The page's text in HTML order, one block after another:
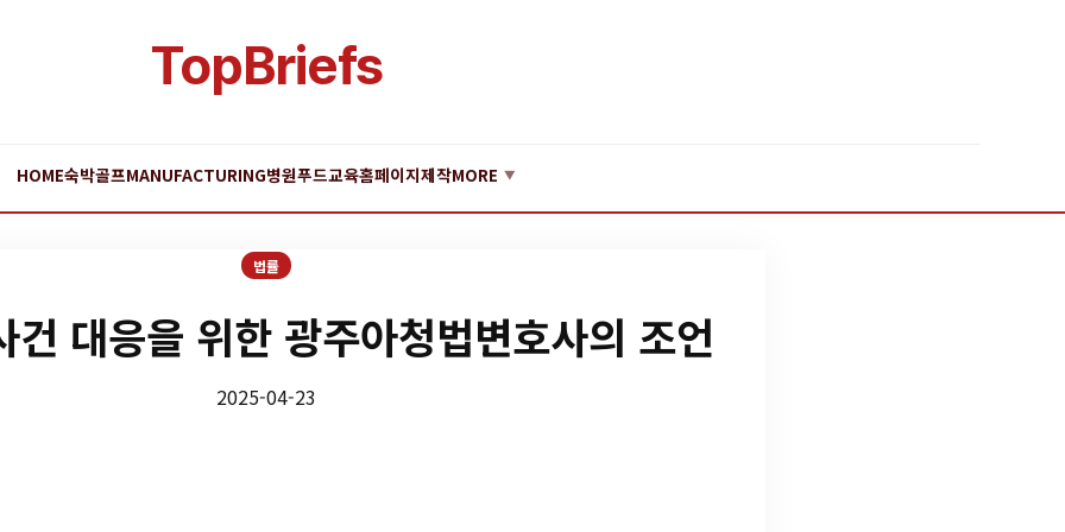
TopBriefs
HOME숙박골프MANUFACTURING병원푸드교육홈페이지제작MORE ▼
법률
건 대응을 위한 광주아청법변호사의 조언
2025-04-23